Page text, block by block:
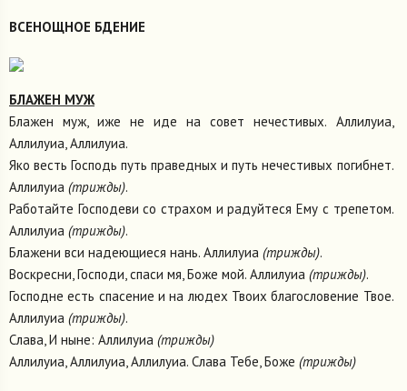
ВСЕНОЩНОЕ БДЕНИЕ
БЛАЖЕН МУЖ
Блажен муж, иже не иде на совет нечестивых. Аллилуиа,
Аллилуиа, Аллилуиа.
Яко весть Господь путь праведных и путь нечестивых погибнет.
Аллилуиа (трижды).
Работайте Господеви со страхом и радуйтеся Ему с трепетом.
Аллилуиа (трижды).
Блажени вси надеющиеся нань. Аллилуиа (трижды).
Воскресни, Господи, спаси мя, Боже мой. Аллилуиа (трижды).
Господне есть спасение и на людех Твоих благословение Твое.
Аллилуиа (трижды).
Слава, И ныне: Аллилуиа (трижды)
Аллилуиа, Аллилуиа, Аллилуиа. Слава Тебе, Боже (трижды)